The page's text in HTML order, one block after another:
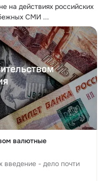
на действиях российских
СМИ ...
валютные
- дело почти